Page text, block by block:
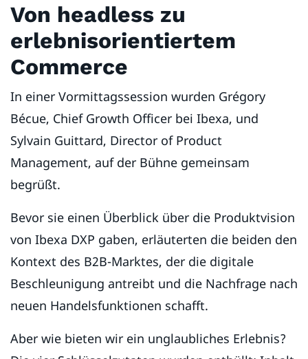
Von headless zu
erlebnisorientiertem
Commerce
In einer Vormittagssession wurden Grégory
Bécue, Chief Growth Officer bei Ibexa, und
Sylvain Guittard, Director of Product
Management, auf der Bühne gemeinsam
begrüßt.
Bevor sie einen Überblick über die Produktvision
von Ibexa DXP gaben, erläuterten die beiden den
Kontext des B2B-Marktes, der die digitale
Beschleunigung antreibt und die Nachfrage nach
neuen Handelsfunktionen schafft.
Aber wie bieten wir ein unglaubliches Erlebnis?